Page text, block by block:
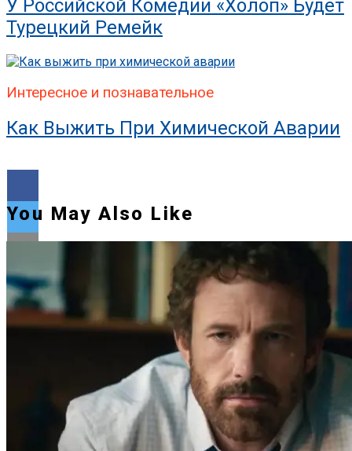
У Российской Комедии «Холоп» Будет
Турецкий Ремейк
Интересное и познавательное
Как Выжить При Химической Аварии
Flipboard
Reddit
Whatsapp
You May Also Like